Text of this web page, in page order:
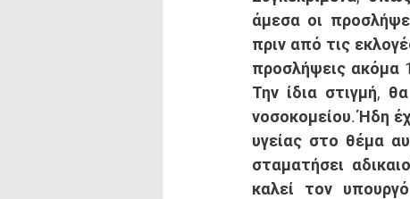
άμεσα οι
πριν από τις
προσλήψεις ακόμα
Την ίδια στιγμή,
νοσοκομείου. Ήδη
υγείας στο θέμα
σταματήσει
καλεί τον